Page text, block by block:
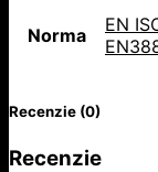
Norma EN
Recenzie (0)
Recenzie